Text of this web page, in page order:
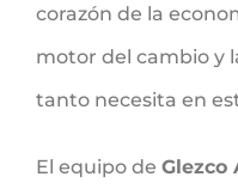
corazón de la
motor del cambio y
tanto necesita en
El equipo de Glezco